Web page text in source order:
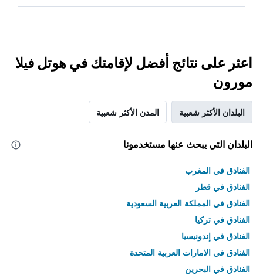
اعثر على نتائج أفضل لإقامتك في هوتل فيلا
مورون
البلدان الأكثر شعبية المدن الأكثر شعبية
البلدان التي يبحث عنها مستخدمونا
الفنادق في المغرب
الفنادق في قطر
الفنادق في المملكة العربية السعودية
الفنادق في تركيا
الفنادق في إندونيسيا
الفنادق في الامارات العربية المتحدة
الفنادق في البحرين